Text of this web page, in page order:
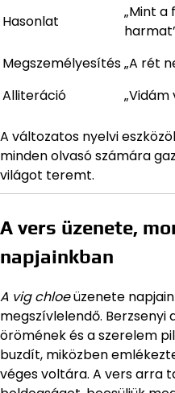
Hasonlat
„Mint a
Megszemélyesítés„A rét
Alliteráció
„Vidám
A változatos nyelvi
minden olvasó számára
világot teremt.
A vers üzenete,
napjainkban
A vig chloeüzenete
megszívlelendő. Berzsenyi
örömének és a szerelem
buzdít, miközben
véges voltára. A vers arra